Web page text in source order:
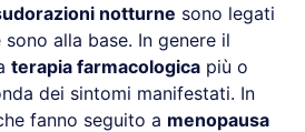
notturne sono legati
sono alla base. In genere il
terapia farmacologica più o
dei sintomi manifestati. In
fanno seguito a menopausa